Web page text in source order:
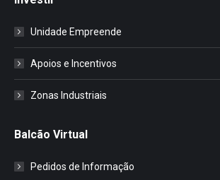
Unidade Empreende
Apoios e Incentivos
Zonas Industriais
Balcão Virtual
Pedidos de Informação